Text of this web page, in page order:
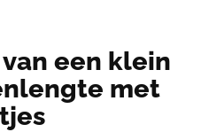
een klein
met